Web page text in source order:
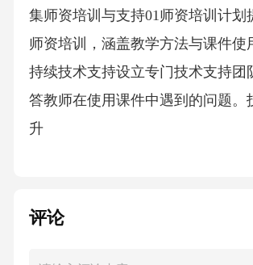
集师资培训与支持01师资培训计划
师资培训，涵盖教学方法与课件使
持续技术支持设立专门技术支持团
答教师在使用课件中遇到的问题。
升
评论